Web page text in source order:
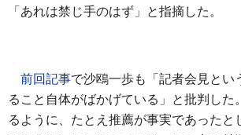
「あれは禁じ手のはず」と指摘した。
前回記事で沙鴎一歩も「記者会見とい
ること自体がばかげている」と批判した
るように、たとえ推薦が事実であったと